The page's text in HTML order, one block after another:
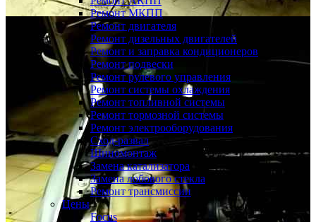
Ремонт МКПП
Ремонт двигателя
Ремонт дизельных двигателей
Ремонт и заправка кондиционеров
Ремонт подвески
Ремонт рулевого управления
Ремонт системы охлаждения
Ремонт топливной системы
Ремонт тормозной системы
Ремонт электрооборудования
Сход-развал
Шиномонтаж
Замена катализатора
Замена лобового стекла
Ремонт трансмиссии
Цены
Focus